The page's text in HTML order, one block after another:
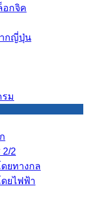
อกจิค
กญี่ปุ่น
รม
2
ยทางกล
ยไฟฟ้า